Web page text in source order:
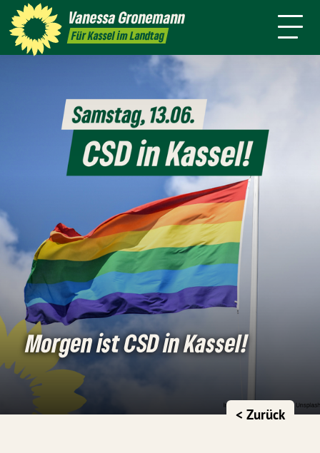
VanessaGronemann
Für Kassel im Landtag
Kontakt Mitmachen
Themen
Morgen ist CSD in Kassel!
< Zurück